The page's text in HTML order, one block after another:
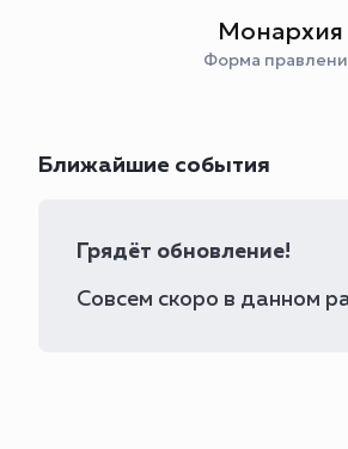
Монархия
Форма
Ближайшие события
Грядёт обновление!
Совсем скоро в данном